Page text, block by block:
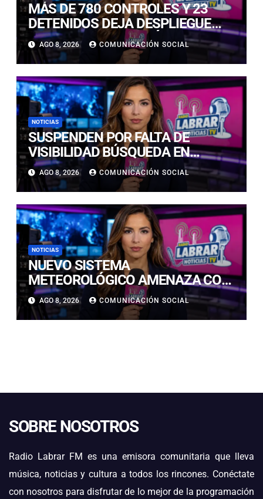
MÁS DE 780 CONTROLES Y 23
DETENIDOS DEJA DESPLIEGUE
POLICIAL EN COPIAPÓ Y CALDERA
AGO 8, 2026 COMUNICACIÓN SOCIAL
NOTICIAS
SUSPENDEN POR FALTA DE
VISIBILIDAD BÚSQUEDA EN
CALDERILLA: OPERATIVO SE
RETOMARÁ ESTE DOMINGO
AGO 8, 2026 COMUNICACIÓN SOCIAL
NOTICIAS
NUEVO SISTEMA
METEOROLÓGICO AMENAZA CON
LLUVIAS, NIEVE Y TORMENTAS
ELÉCTRICAS EN ATACAMA
AGO 8, 2026 COMUNICACIÓN SOCIAL
SOBRE NOSOTROS
Radio Labrar FM es una emisora comunitaria que lleva
música, noticias y cultura a todos los rincones. Conéctate
con nosotros para disfrutar de lo mejor de la programación